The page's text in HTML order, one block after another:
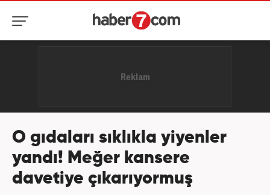
O gıdaları sıklıkla yiyenler
yandı! Meğer kansere
davetiye çıkarıyormuş